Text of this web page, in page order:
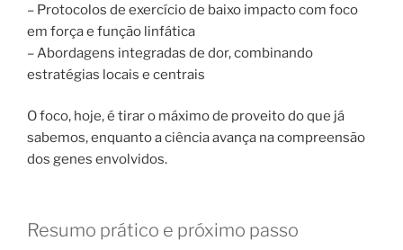
– Protocolos de exercício de baixo impacto com foco
em força e função linfática
– Abordagens integradas de dor, combinando
estratégias locais e centrais
O foco, hoje, é tirar o máximo de proveito do que já
sabemos, enquanto a ciência avança na compreensão
dos genes envolvidos.
Resumo prático e próximo passo